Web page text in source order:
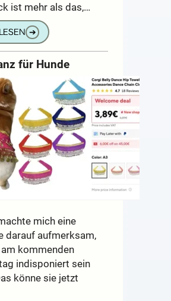
ist mehr als das,…
➔
für Hunde
mich eine
darauf aufmerksam,
kommenden
indisponiert sein
könne sie jetzt